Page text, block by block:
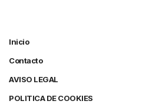
Inicio
Contacto
AVISO LEGAL
POLITICA DE COOKIES